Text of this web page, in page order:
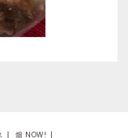
| 畑 NOW! |